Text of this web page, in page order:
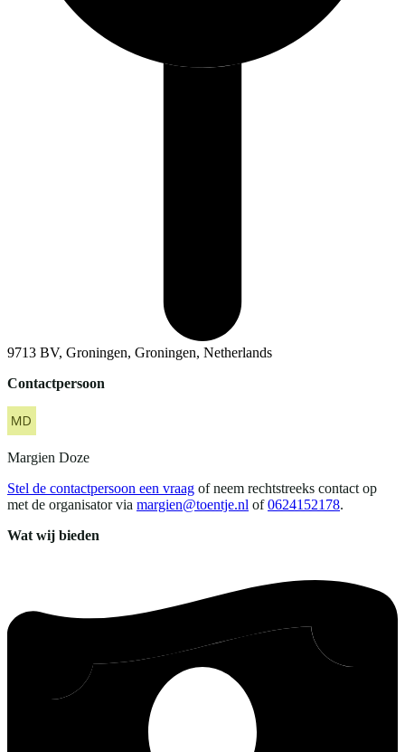
9713 BV, Groningen, Groningen, Netherlands
Contactpersoon
Margien Doze
Stel de contactpersoon een vraag of neem rechtstreeks contact op
met de organisator via margien@toentje.nl of 0624152178.
Wat wij bieden